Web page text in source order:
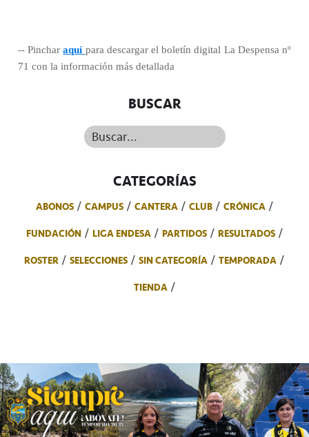
-- Pincharaquí para descargar el boletín digital La Despensa nº
71 con la información más detallada
BUSCAR
Buscar...
CATEGORÍAS
ABONOS CAMPUS CANTERA CLUB
CRÓNICA
FUNDACIÓN
LIGA ENDESA PARTIDOS
RESULTADOS
ROSTER
SELECCIONES SIN CATEGORÍA
TEMPORADA
TIENDA